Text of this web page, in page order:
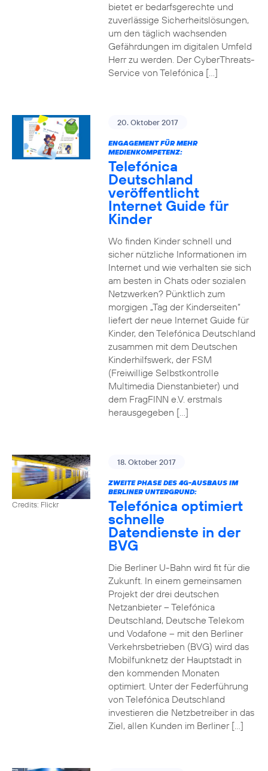
bietet er bedarfsgerechte und
zuverlässige Sicherheitslösungen,
um den täglich wachsenden
Gefährdungen im digitalen Umfeld
Herr zu werden. Der CyberThreats-
Service von Telefónica […]
20. Oktober 2017
ENGAGEMENT FÜR MEHR
MEDIENKOMPETENZ:
Telefónica
Deutschland
veröffentlicht
Internet Guide für
Kinder
Wo finden Kinder schnell und
sicher nützliche Informationen im
Internet und wie verhalten sie sich
am besten in Chats oder sozialen
Netzwerken? Pünktlich zum
morgigen „Tag der Kinderseiten“
liefert der neue Internet Guide für
Kinder, den Telefónica Deutschland
zusammen mit dem Deutschen
Kinderhilfswerk, der FSM
(Freiwillige Selbstkontrolle
Multimedia Dienstanbieter) und
dem FragFINN e.V. erstmals
herausgegeben […]
Credits: Flickr
18. Oktober 2017
ZWEITE PHASE DES 4G-AUSBAUS IM
BERLINER UNTERGRUND:
Telefónica optimiert
schnelle
Datendienste in der
BVG
Die Berliner U-Bahn wird fit für die
Zukunft. In einem gemeinsamen
Projekt der drei deutschen
Netzanbieter – Telefónica
Deutschland, Deutsche Telekom
und Vodafone – mit den Berliner
Verkehrsbetrieben (BVG) wird das
Mobilfunknetz der Hauptstadt in
den kommenden Monaten
optimiert. Unter der Federführung
von Telefónica Deutschland
investieren die Netzbetreiber in das
Ziel, allen Kunden im Berliner […]